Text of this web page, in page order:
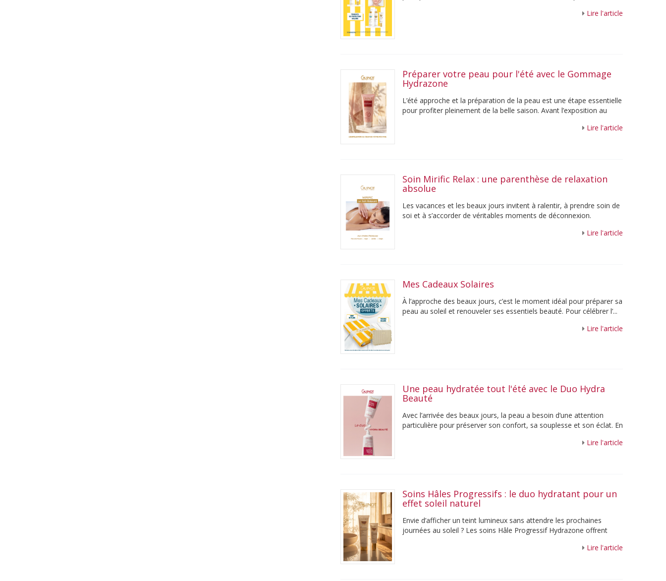
Lire l'article
Préparer votre peau pour l'été avec le Gommage
Hydrazone
L’été approche et la préparation de la peau est une étape essentielle
pour profiter pleinement de la belle saison. Avant l’exposition au
Lire l'article
Soin Mirific Relax : une parenthèse de relaxation
absolue
Les vacances et les beaux jours invitent à ralentir, à prendre soin de
soi et à s’accorder de véritables moments de déconnexion.
Lire l'article
Mes Cadeaux Solaires
À l’approche des beaux jours, c’est le moment idéal pour préparer sa
peau au soleil et renouveler ses essentiels beauté. Pour célébrer l’...
Lire l'article
Une peau hydratée tout l'été avec le Duo Hydra
Beauté
Avec l’arrivée des beaux jours, la peau a besoin d’une attention
particulière pour préserver son confort, sa souplesse et son éclat. En
Lire l'article
Soins Hâles Progressifs : le duo hydratant pour un
effet soleil naturel
Envie d’afficher un teint lumineux sans attendre les prochaines
journées au soleil ? Les soins Hâle Progressif Hydrazone offrent
Lire l'article